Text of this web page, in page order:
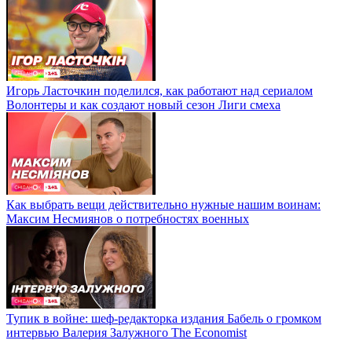
Игорь Ласточкин поделился, как работают над сериалом
Волонтеры и как создают новый сезон Лиги смеха
Как выбрать вещи действительно нужные нашим воинам:
Максим Несмиянов о потребностях военных
Тупик в войне: шеф-редакторка издания Бабель о громком
интервью Валерия Залужного The Economist